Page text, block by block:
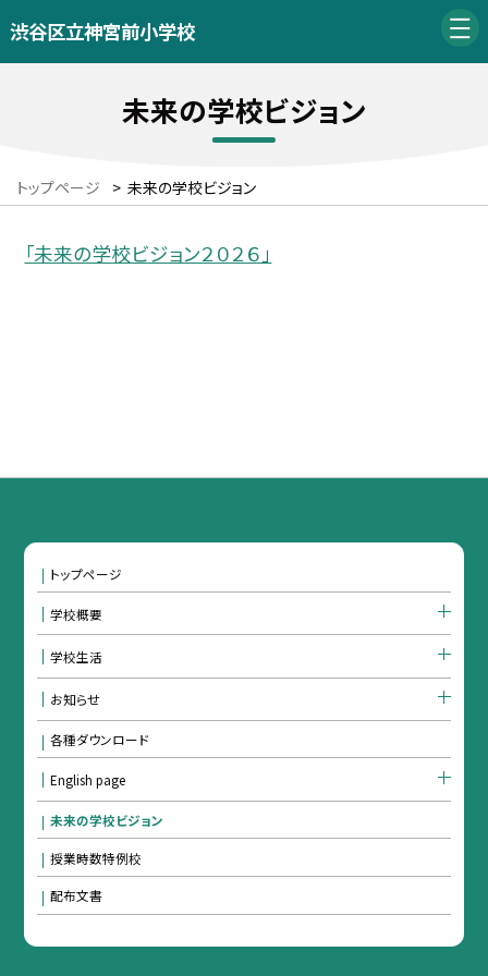
渋谷区立神宮前小学校
未来の学校ビジョン
トップページ > 未来の学校ビジョン
「未来の学校ビジョン２０２６」
トップページ
学校概要
学校生活
お知らせ
各種ダウンロード
English page
未来の学校ビジョン
授業時数特例校
配布文書